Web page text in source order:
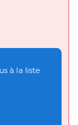
à la liste